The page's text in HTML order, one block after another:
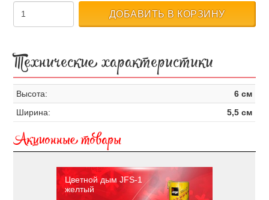
ДОБАВИТЬ В КОРЗИНУ
Технические характеристики
Высота:
6 см
Ширина:
5,5 см
Акционные товары
Цветной дым JFS-1
желтый